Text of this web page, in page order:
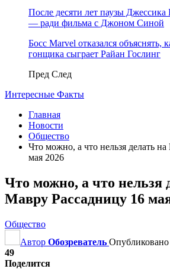
После десяти лет паузы Джессика
— ради фильма с Джоном Синой
Босс Marvel отказался объяснять,
гонщика сыграет Райан Гослинг
Пред След
Интересные Факты
Главная
Новости
Общество
Что можно, а что нельзя делать
мая 2026
Что можно, а что нельзя
Мавру Рассадницу 16
Общество
Автор Обозреватель Опубликовано
49
Поделится